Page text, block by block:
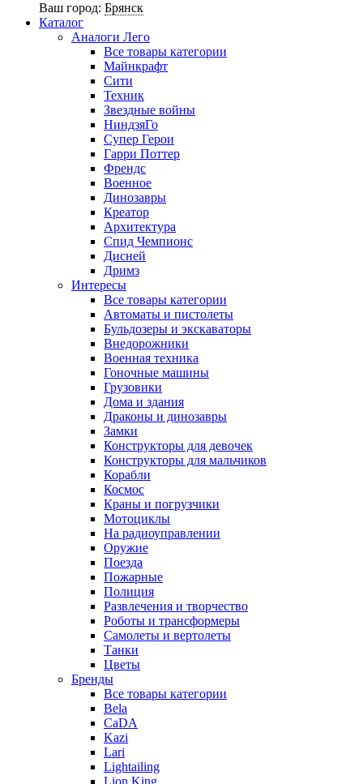
Ваш город: Брянск
Каталог
Аналоги Лего
Все товары категории
Майнкрафт
Сити
Техник
Звездные войны
НиндзяГо
Супер Герои
Гарри Поттер
Френдс
Военное
Динозавры
Креатор
Архитектура
Спид Чемпионс
Дисней
Дримз
Интересы
Все товары категории
Автоматы и пистолеты
Бульдозеры и экскаваторы
Внедорожники
Военная техника
Гоночные машины
Грузовики
Дома и здания
Драконы и динозавры
Замки
Конструкторы для девочек
Конструкторы для мальчиков
Корабли
Космос
Краны и погрузчики
Мотоциклы
На радиоуправлении
Оружие
Поезда
Пожарные
Полиция
Развлечения и творчество
Роботы и трансформеры
Самолеты и вертолеты
Танки
Цветы
Бренды
Все товары категории
Bela
CaDA
Kazi
Lari
Lightailing
Lion King